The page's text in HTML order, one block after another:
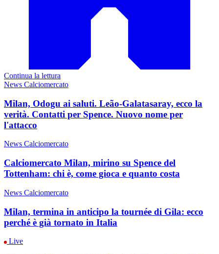
Continua la lettura
News Calciomercato
Milan, Odogu ai saluti. Leão-Galatasaray, ecco la
verità. Contatti per Spence. Nuovo nome per
l'attacco
News Calciomercato
Calciomercato Milan, mirino su Spence del
Tottenham: chi è, come gioca e quanto costa
News Calciomercato
Milan, termina in anticipo la tournée di Gila: ecco
perché è già tornato in Italia
Live